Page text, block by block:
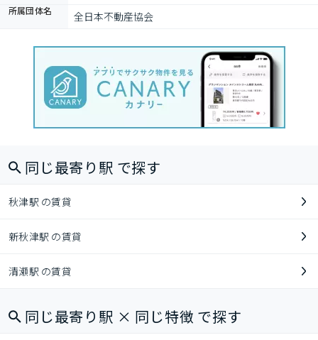
所属団体名 全日本不動産協会
同じ最寄り駅 で探す
秋津駅 の賃貸
新秋津駅 の賃貸
清瀬駅 の賃貸
同じ最寄り駅 × 同じ特徴 で探す